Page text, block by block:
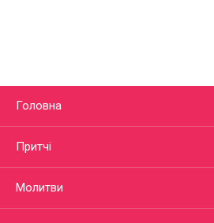
Головна
Притчі
Молитви